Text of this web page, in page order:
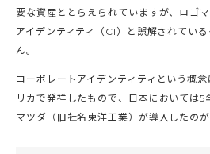
要な資産ととらえられていますが、ロゴ
アイデンティティ（CI）と誤解されてい
ん。
コーポレートアイデンティティという概
リカで発祥したもので、日本においては5
マツダ（旧社名東洋工業）が導入したのが